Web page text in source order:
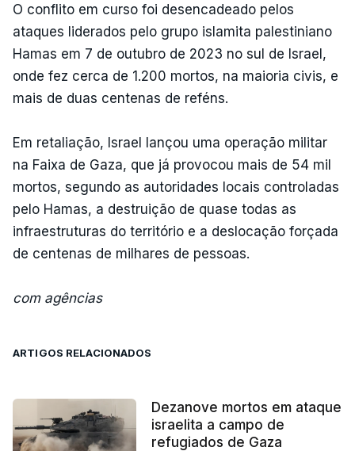
O conflito em curso foi desencadeado pelos
ataques liderados pelo grupo islamita palestiniano
Hamas em 7 de outubro de 2023 no sul de Israel,
onde fez cerca de 1.200 mortos, na maioria civis, e
mais de duas centenas de reféns.
Em retaliação, Israel lançou uma operação militar
na Faixa de Gaza, que já provocou mais de 54 mil
mortos, segundo as autoridades locais controladas
pelo Hamas, a destruição de quase todas as
infraestruturas do território e a deslocação forçada
de centenas de milhares de pessoas.
com agências
ARTIGOS RELACIONADOS
Dezanove mortos em ataque
israelita a campo de
refugiados de Gaza